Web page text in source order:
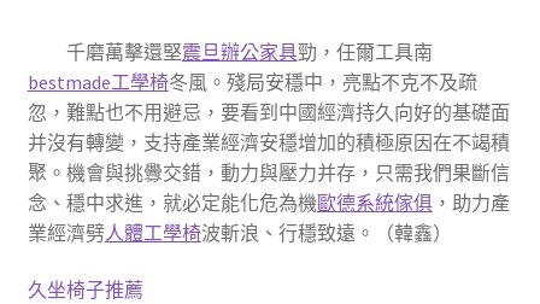
千磨萬擊還堅震旦辦公家具勁，任爾工具南
bestmade工學椅冬風。殘局安穩中，亮點不克不及疏
忽，難點也不用避忌，要看到中國經濟持久向好的基礎面
并沒有轉變，支持產業經濟安穩增加的積極原因在不竭積
聚。機會與挑釁交錯，動力與壓力并存，只需我們果斷信
念、穩中求進，就必定能化危為機歐德系統傢俱，助力產
業經濟劈人體工學椅波斬浪、行穩致遠。（韓鑫）
久坐椅子推薦